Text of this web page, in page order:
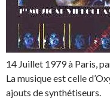
14 Juillet 1979 à Paris,
La musique est celle
ajouts de synthétiseurs.